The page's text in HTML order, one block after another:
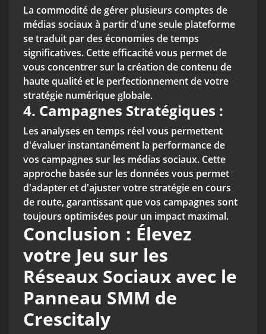
La commodité de gérer plusieurs comptes de
médias sociaux à partir d'une seule plateforme
se traduit par des économies de temps
significatives. Cette efficacité vous permet de
vous concentrer sur la création de contenu de
haute qualité et le perfectionnement de votre
stratégie numérique globale.
4. Campagnes Stratégiques :
Les analyses en temps réel vous permettent
d'évaluer instantanément la performance de
vos campagnes sur les médias sociaux. Cette
approche basée sur les données vous permet
d'adapter et d'ajuster votre stratégie en cours
de route, garantissant que vos campagnes sont
toujours optimisées pour un impact maximal.
Conclusion : Élevez
votre Jeu sur les
Réseaux Sociaux avec le
Panneau SMM de
Crescitaly